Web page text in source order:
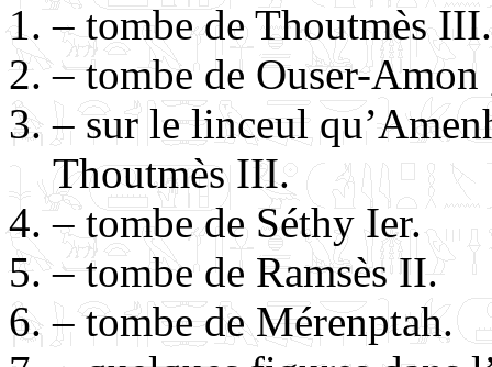
– tombe de Thoutmès III.
– tombe de Ouser-
– sur le linceul
Thoutmès III.
– tombe de Séthy Ier.
– tombe de Ramsès II.
– tombe de Mérenptah.